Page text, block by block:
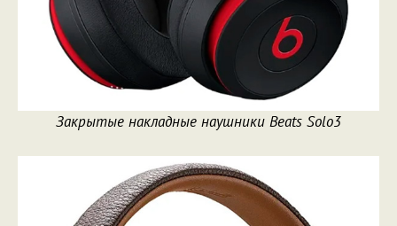
Закрытые накладные наушники Beats Solo3